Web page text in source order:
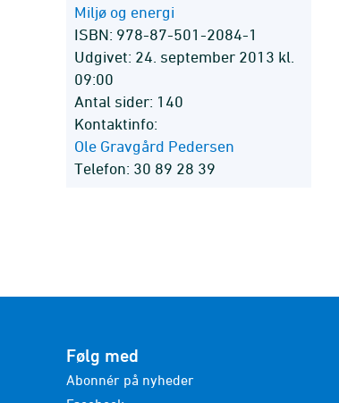
Miljø og energi
ISBN: 978-87-501-2084-1
Udgivet: 24. september 2013 kl.
09:00
Antal sider: 140
Kontaktinfo:
Ole Gravgård Pedersen
Telefon: 30 89 28 39
Følg med
Abonnér på nyheder